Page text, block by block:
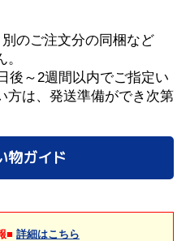
のご注文分の同梱など
後～2週間以内でご指定い
方は、発送準備ができ次第
ガイド
■ 詳細はこちら